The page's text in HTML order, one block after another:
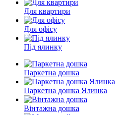
Для квартири
Для офісу
Під ялинку
Паркетна дошка
Паркетна дошка Ялинка
Вінтажна дошка